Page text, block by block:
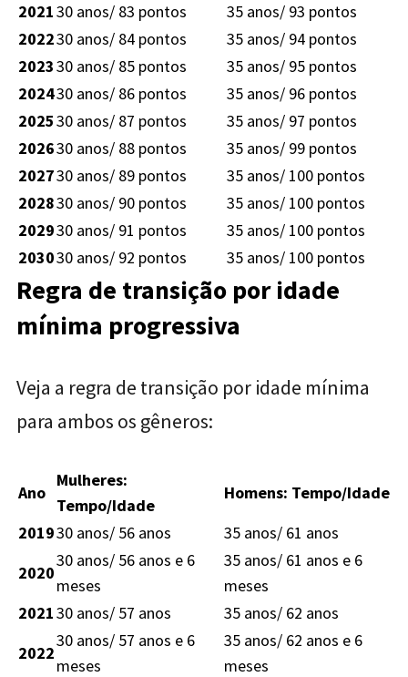
202130 anos/ 83 pontos
35 anos/ 93 pontos
202230 anos/ 84 pontos
35 anos/ 94 pontos
202330 anos/ 85 pontos
35 anos/ 95 pontos
202430 anos/ 86 pontos
35 anos/ 96 pontos
202530 anos/ 87 pontos
35 anos/ 97 pontos
202630 anos/ 88 pontos
35 anos/ 99 pontos
202730 anos/ 89 pontos
35 anos/ 100 pontos
202830 anos/ 90 pontos
35 anos/ 100 pontos
202930 anos/ 91 pontos
35 anos/ 100 pontos
203030 anos/ 92 pontos 35 anos/ 100 pontos
Regra de transição por idade
mínima progressiva
Veja a regra de transição por idade mínima
para ambos os gêneros:
Ano
Mulheres:
Tempo/Idade
Homens: Tempo/Idade
201930 anos/ 56 anos
35 anos/ 61 anos
2020
30 anos/ 56 anos e 6
meses
35 anos/ 61 anos e 6
meses
202130 anos/ 57 anos
35 anos/ 62 anos
2022
30 anos/ 57 anos e 6
meses
35 anos/ 62 anos e 6
meses